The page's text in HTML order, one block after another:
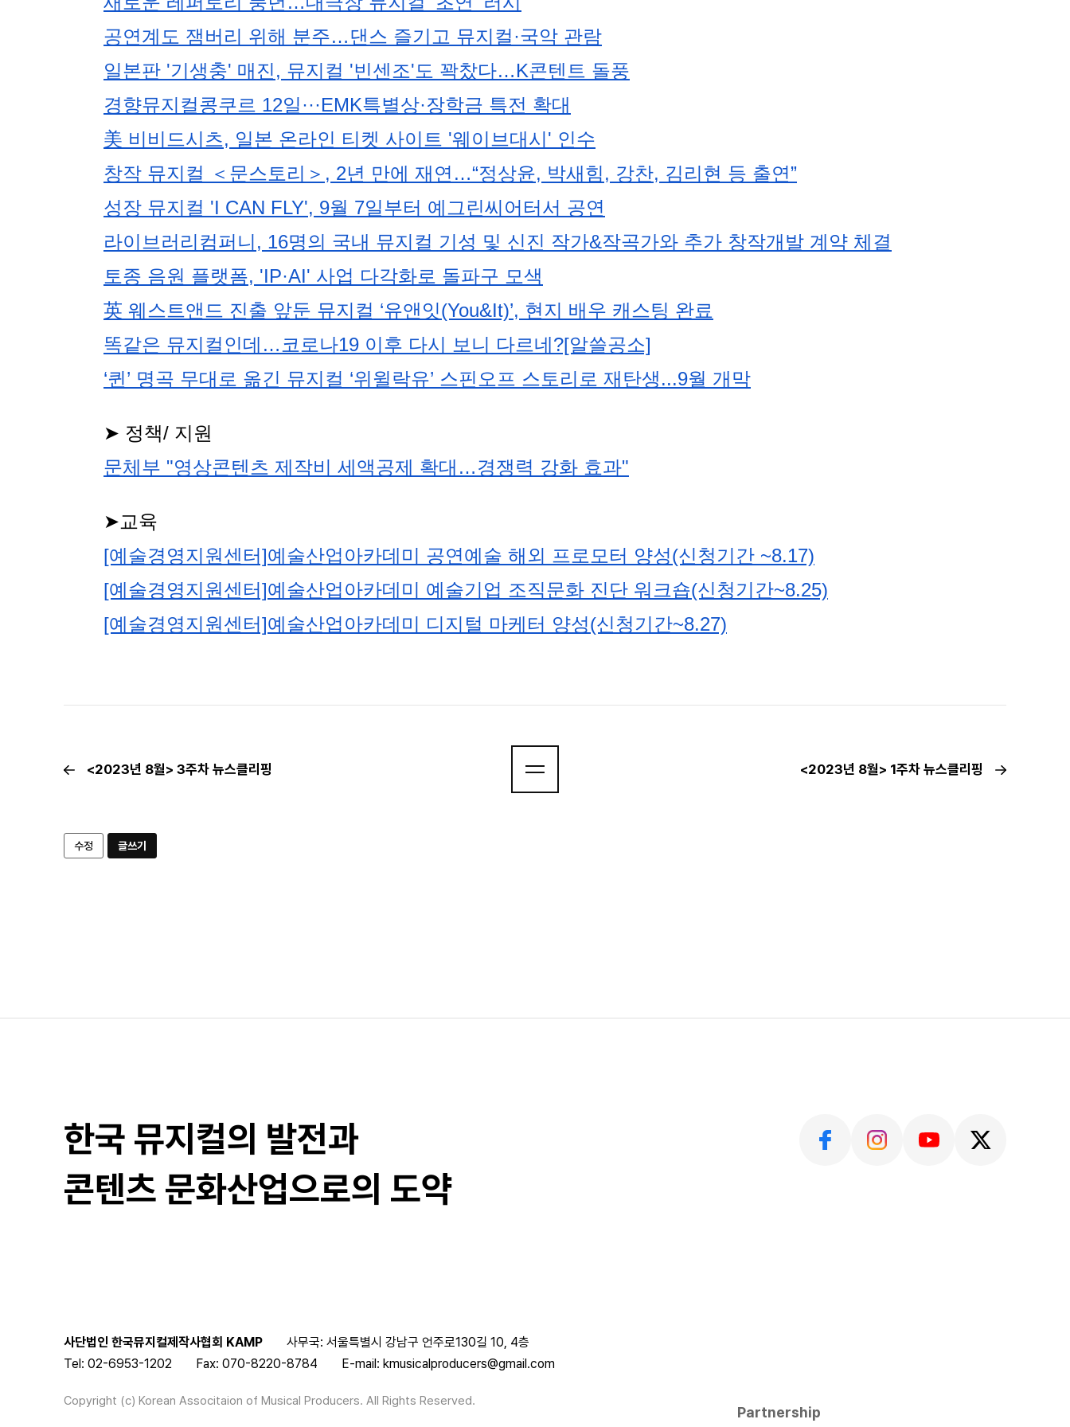
공연계도 잼버리 위해 분주…댄스 즐기고 뮤지컬·국악 관람
일본판 '기생충' 매진, 뮤지컬 '빈센조'도 꽉찼다…K콘텐트 돌풍
경향뮤지컬콩쿠르 12일···EMK특별상·장학금 특전 확대
美 비비드시츠, 일본 온라인 티켓 사이트 '웨이브대시' 인수
창작 뮤지컬 ＜문스토리＞, 2년 만에 재연…“정상윤, 박새힘, 강찬, 김리현 등 출연”
성장 뮤지컬 'I CAN FLY', 9월 7일부터 예그린씨어터서 공연
라이브러리컴퍼니, 16명의 국내 뮤지컬 기성 및 신진 작가&작곡가와 추가 창작개발 계약 체결
토종 음원 플랫폼, 'IP·AI' 사업 다각화로 돌파구 모색
英 웨스트앤드 진출 앞둔 뮤지컬 ‘유앤잇(You&It)’, 현지 배우 캐스팅 완료
똑같은 뮤지컬인데…코로나19 이후 다시 보니 다르네?[알쓸공소]
‘퀸’ 명곡 무대로 옮긴 뮤지컬 ‘위윌락유’ 스핀오프 스토리로 재탄생...9월 개막
➤ 정책/ 지원
문체부 "영상콘텐츠 제작비 세액공제 확대…경쟁력 강화 효과"
➤교육
[예술경영지원센터]예술산업아카데미 공연예술 해외 프로모터 양성(신청기간 ~8.17)
[예술경영지원센터]예술산업아카데미 예술기업 조직문화 진단 워크숍(신청기간~8.25)
[예술경영지원센터]예술산업아카데미 디지털 마케터 양성(신청기간~8.27)
<2023년 8월> 3주차 뉴스클리핑 <2023년 8월> 1주차 뉴스클리핑
수정 글쓰기
한국 뮤지컬의 발전과
콘텐츠 문화산업으로의 도약
사단법인 한국뮤지컬제작사협회 KAMP
사무국: 서울특별시 강남구 언주로130길 10, 4층
Tel: 02-6953-1202
Fax: 070-8220-8784 E-mail: kmusicalproducers@gmail.com
Copyright (c) Korean Associtaion of Musical Producers. All Rights Reserved.
Partnership